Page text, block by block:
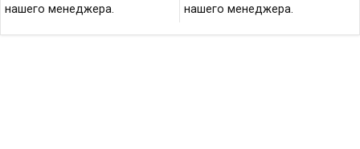
нашего менеджера.
нашего менеджера.